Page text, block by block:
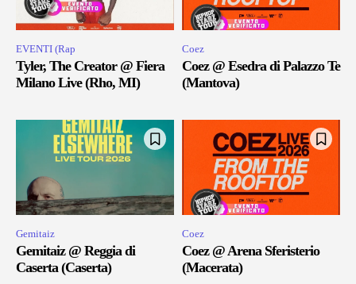
EVENTI (Rap
Tyler, The Creator @ Fiera
Milano Live (Rho, MI)
Coez
Coez @ Esedra di Palazzo Te
(Mantova)
Gemitaiz
Gemitaiz @ Reggia di
Caserta (Caserta)
Coez
Coez @ Arena Sferisterio
(Macerata)